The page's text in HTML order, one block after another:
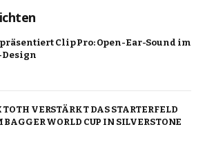
präsentiert Clip Pro: Open-Ear-Sound im
VERSTÄRKT DAS STARTERFELD
BAGGER WORLD CUP IN SILVERSTONE